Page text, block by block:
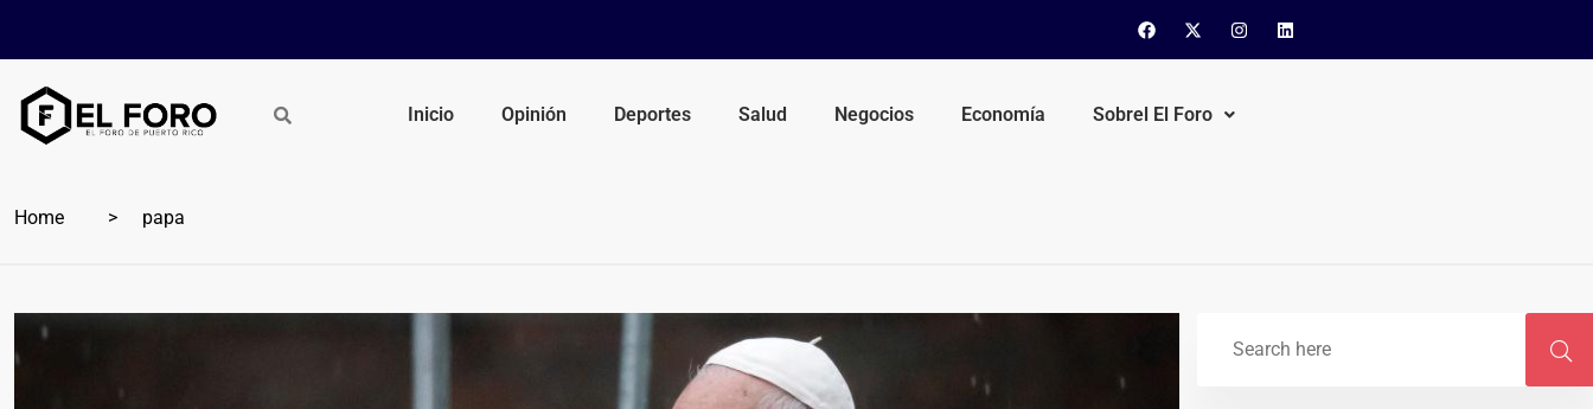
Inicio Opinión Deportes Salud Negocios Economía Sobrel El Foro
Home papa